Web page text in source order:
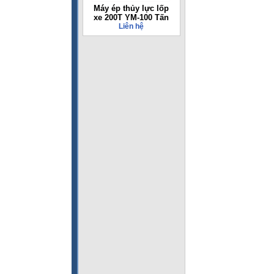
Máy ép thủy lực lốp
xe 200T YM-100 Tấn
Liên hệ